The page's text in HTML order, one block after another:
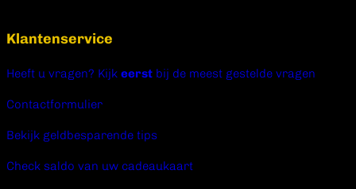
Klantenservice
Heeft u vragen? Kijk eerst bij de meest gestelde vragen
Contactformulier
Bekijk geldbesparende tips
Check saldo van uw cadeaukaart